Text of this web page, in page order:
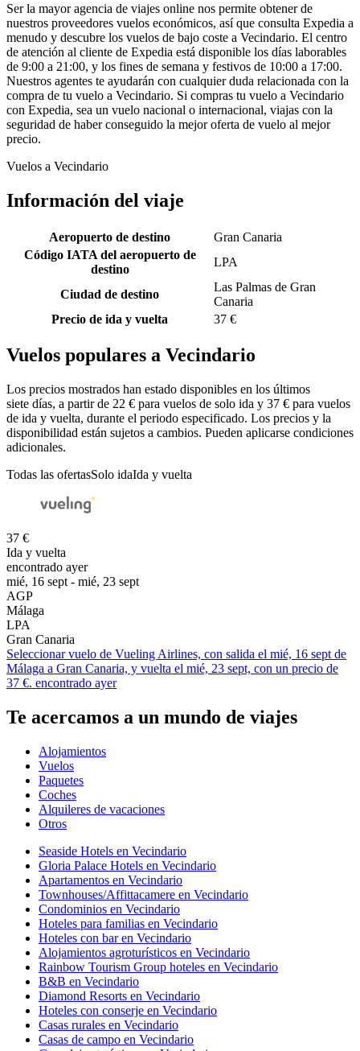
Ser la mayor agencia de viajes online nos permite obtener de
nuestros proveedores vuelos económicos, así que consulta Expedia a
menudo y descubre los vuelos de bajo coste a Vecindario. El centro
de atención al cliente de Expedia está disponible los días laborables
de 9:00 a 21:00, y los fines de semana y festivos de 10:00 a 17:00.
Nuestros agentes te ayudarán con cualquier duda relacionada con la
compra de tu vuelo a Vecindario. Si compras tu vuelo a Vecindario
con Expedia, sea un vuelo nacional o internacional, viajas con la
seguridad de haber conseguido la mejor oferta de vuelo al mejor
precio.
Vuelos a Vecindario
Información del viaje
Aeropuerto de destino
Gran Canaria
Código IATA del aeropuerto de
destino
LPA
Ciudad de destino
Las Palmas de Gran
Canaria
Precio de ida y vuelta
37 €
Vuelos populares a Vecindario
Los precios mostrados han estado disponibles en los últimos
siete días, a partir de 22 € para vuelos de solo ida y 37 € para vuelos
de ida y vuelta, durante el periodo especificado. Los precios y la
disponibilidad están sujetos a cambios. Pueden aplicarse condiciones
adicionales.
Todas las ofertasSolo idaIda y vuelta
37 €
Ida y vuelta
encontrado ayer
mié, 16 sept - mié, 23 sept
AGP
Málaga
LPA
Gran Canaria
Seleccionar vuelo de Vueling Airlines, con salida el mié, 16 sept de
Málaga a Gran Canaria, y vuelta el mié, 23 sept, con un precio de
37 €. encontrado ayer
Te acercamos a un mundo de viajes
Alojamientos
Vuelos
Paquetes
Coches
Alquileres de vacaciones
Otros
Seaside Hotels en Vecindario
Gloria Palace Hotels en Vecindario
Apartamentos en Vecindario
Townhouses/Affittacamere en Vecindario
Condominios en Vecindario
Hoteles para familias en Vecindario
Hoteles con bar en Vecindario
Alojamientos agroturísticos en Vecindario
Rainbow Tourism Group hoteles en Vecindario
B&B en Vecindario
Diamond Resorts en Vecindario
Hoteles con conserje en Vecindario
Casas rurales en Vecindario
Casas de campo en Vecindario